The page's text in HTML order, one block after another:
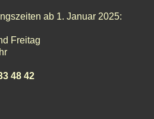
ab 1. Januar 2025:
Freitag
48 42